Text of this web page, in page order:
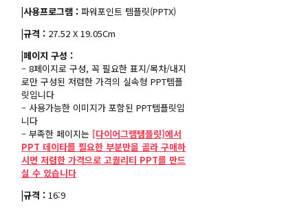
|사용프로그램 : 파워포인트 템플릿(PPTX)
|규격 : 27.52 X 19.05Cm
|페이지 구성 :
– 8페이지로 구성, 꼭 필요한 표지/목차/내지
로만 구성된 저렴한 가격의 실속형 PPT템플
릿입니다
– 사용가능한 이미지가 포함된 PPT템플릿입
니다
– 부족한 페이지는 [다이어그램템플릿]에서
PPT 데이타를 필요한 부분만을 골라 구매하
시면 저렴한 가격으로 고퀄리티 PPT를 만드
실 수 있습니다
|규격 : 16:9